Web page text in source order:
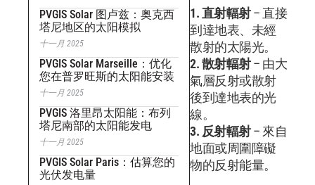
PVGIS Solar 图卢兹：奥克西
塔尼地区的太阳模拟
十一月 2025
PVGIS Solar Marseille：优化
您在普罗旺斯的太阳能安装
十一月 2025
PVGIS 洛里昂太阳能：布列
塔尼南部的太阳能发电
十一月 2025
PVGIS Solar Paris：估算您的
光伏发电量
1. 直射輻射– 直接
到達地表、未經
散射的太陽光。
2. 散射輻射– 由大
氣層反射或散射
後到達地表的光
線。
3. 反射輻射– 來自
地面或周圍障礙
物的反射能量。